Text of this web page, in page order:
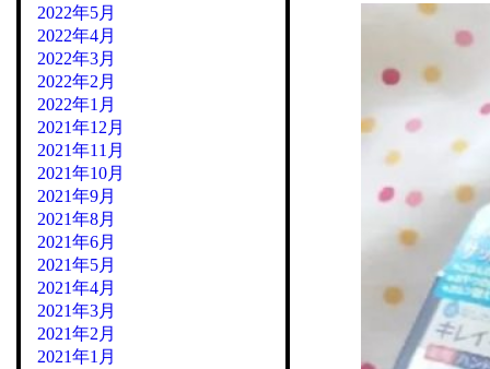
2022年5月
2022年4月
2022年3月
2022年2月
2022年1月
2021年12月
2021年11月
2021年10月
2021年9月
2021年8月
2021年6月
2021年5月
2021年4月
2021年3月
2021年2月
2021年1月